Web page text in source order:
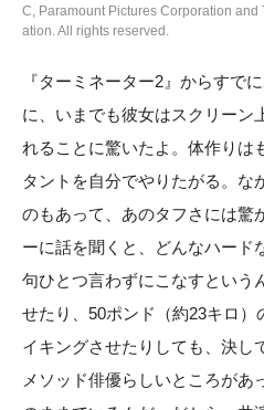
C, Paramount Pictures Corporation
ation. All rights reserved.
『ターミネーター2』からすで
に、いまでも彼女はスクリーン
れることに驚いたよ。体作りは
タントを自分でやりたがる。な
のもあって、あのタフさには驚
ーに話を聞くと、どんなハード
句ひとつ言わずにこなすという
せたり、50ポンド（約23キロ
イキングさせたりしても、決し
メソッド俳優らしいところがあ